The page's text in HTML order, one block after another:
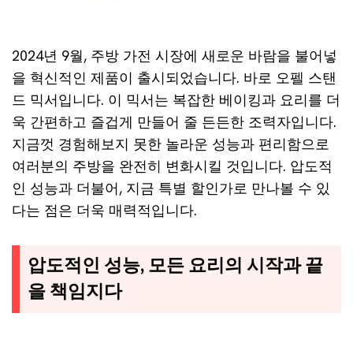
2024년 9월, 주방 가전 시장에 새로운 바람을 불어넣
을 혁신적인 제품이 출시되었습니다. 바로 오펠 스탠
드 믹서입니다. 이 믹서는 복잡한 베이킹과 요리를 더
욱 간편하고 즐겁게 만들어 줄 든든한 조력자입니다.
지금껏 경험해보지 못한 놀라운 성능과 편리함으로
여러분의 주방을 완전히 변화시킬 것입니다. 압도적
인 성능과 더불어, 지금 특별 할인가로 만나볼 수 있
다는 점은 더욱 매력적입니다.
압도적인 성능, 모든 요리의 시작과 끝
을 책임지다